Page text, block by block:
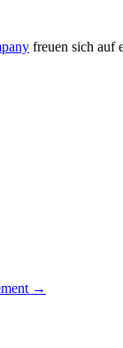
freuen sich auf
→